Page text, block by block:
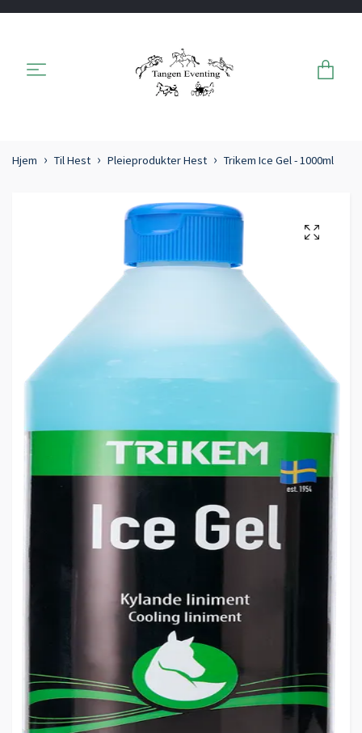
Hjem Til Hest Pleieprodukter Hest Trikem Ice Gel - 1000ml